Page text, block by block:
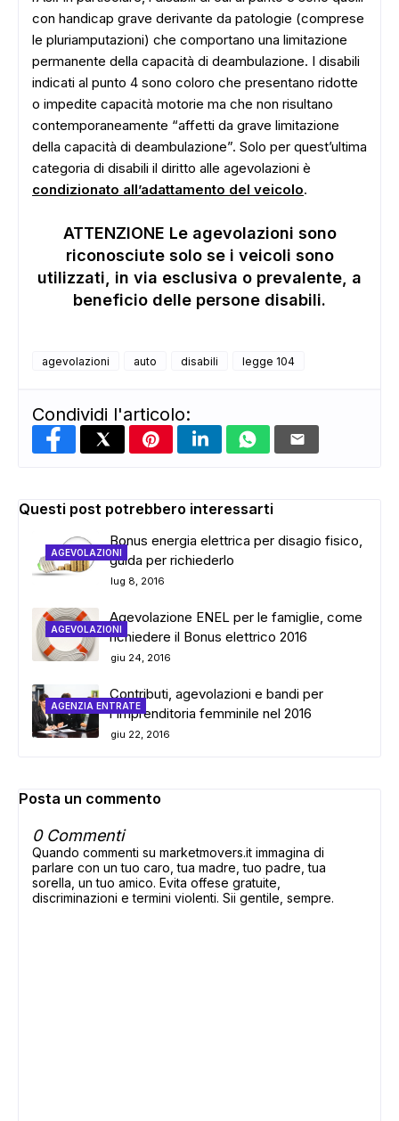
ADS
con handicap grave derivante da patologie (comprese
le pluriamputazioni) che comportano una limitazione
permanente della capacità di deambulazione. I disabili
indicati al punto 4 sono coloro che presentano ridotte
o impedite capacità motorie ma che non risultano
contemporaneamente “affetti da grave limitazione
della capacità di deambulazione”. Solo per quest’ultima
categoria di disabili il diritto alle agevolazioni è
condizionato all’adattamento del veicolo.
ATTENZIONE Le agevolazioni sono
riconosciute solo se i veicoli sono
utilizzati, in via esclusiva o prevalente, a
beneficio delle persone disabili.
agevolazioni auto disabili legge 104
Condividi l'articolo:
Questi post potrebbero interessarti
AGEVOLAZIONI
Bonus energia elettrica per disagio fisico,
guida per richiederlo
lug 8, 2016
AGEVOLAZIONI
Agevolazione ENEL per le famiglie, come
richiedere il Bonus elettrico 2016
giu 24, 2016
AGENZIA ENTRATE
Contributi, agevolazioni e bandi per
l'imprenditoria femminile nel 2016
giu 22, 2016
Posta un commento
0 Commenti
Quando commenti su marketmovers.it immagina di
parlare con un tuo caro, tua madre, tuo padre, tua
sorella, un tuo amico. Evita offese gratuite,
discriminazioni e termini violenti. Sii gentile, sempre.